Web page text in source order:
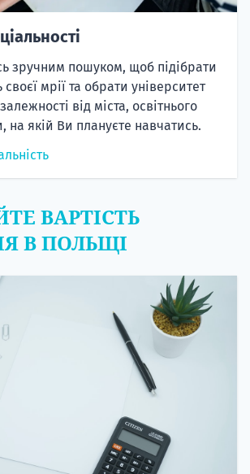
зручним пошуком, щоб підібрати
своєї мрії та обрати університет
від міста, освітнього
на якій Ви плануєте навчатись.
ВАРТІСТЬ
В ПОЛЬЩІ